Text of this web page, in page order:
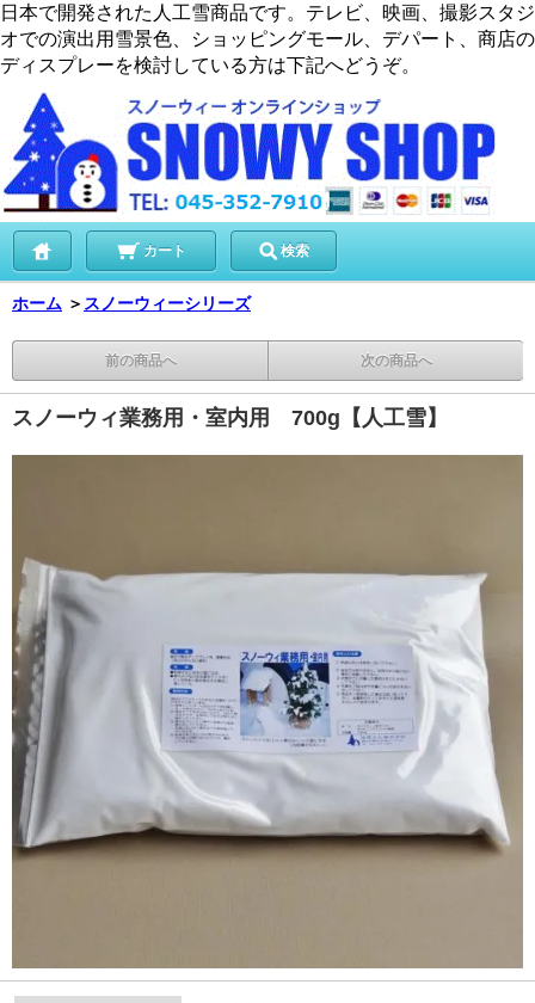
日本で開発された人工雪商品です。テレビ、映画、撮影スタジ
オでの演出用雪景色、ショッピングモール、デパート、商店の
ディスプレーを検討している方は下記へどうぞ。
カート 検索
ホーム ＞ スノーウィーシリーズ
前の商品へ 次の商品へ
スノーウィ業務用・室内用 700g【人工雪】